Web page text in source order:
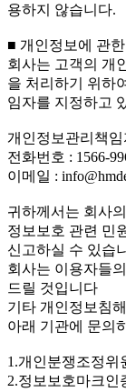
용하지 않습니다.
■ 개인정보에 관
회사는 고객의 개
을 처리하기 위하
임자를 지정하고
개인정보관리책임
전화번호 : 1566-
이메일 :
귀하께서는 회사
정보보호 관련 민
신고하실 수 있습
회사는 이용자들
드릴 것입니다
기타 개인정보침
아래 기관에 문의
1.개인분쟁조정위
2.정보보호마크인